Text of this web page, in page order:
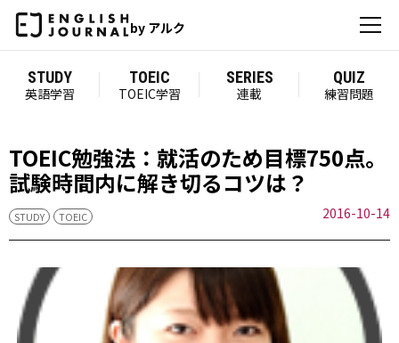
by アルク
STUDY
英語学習
TOEIC
TOEIC学習
SERIES
連載
QUIZ
練習問題
TOEIC勉強法：就活のため目標750点。
試験時間内に解き切るコツは？
STUDY TOEIC 2016-10-14